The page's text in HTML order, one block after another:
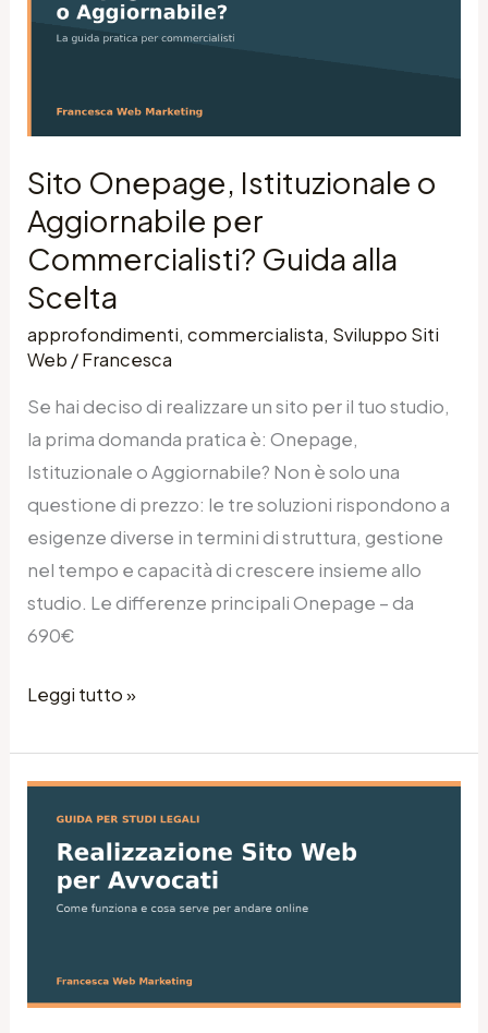
Sito Onepage, Istituzionale o
Aggiornabile per
Commercialisti? Guida alla
Scelta
approfondimenti,commercialista, Sviluppo Siti
Web /Francesca
Se hai deciso di realizzare un sito per il tuo studio,
la prima domanda pratica è: Onepage,
Istituzionale o Aggiornabile? Non è solo una
questione di prezzo: le tre soluzioni rispondono a
esigenze diverse in termini di struttura, gestione
nel tempo e capacità di crescere insieme allo
studio. Le differenze principali Onepage – da
690€
Commercialisti?
alla
Scelta
Leggi tutto »
Sito
Web
Funziona